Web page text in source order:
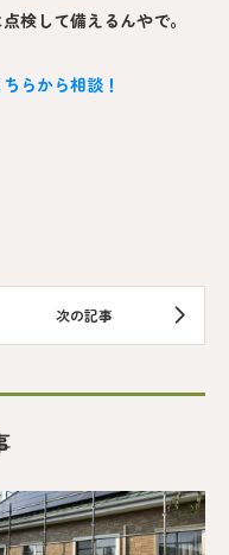
検して備えるんやで。
らから相談！